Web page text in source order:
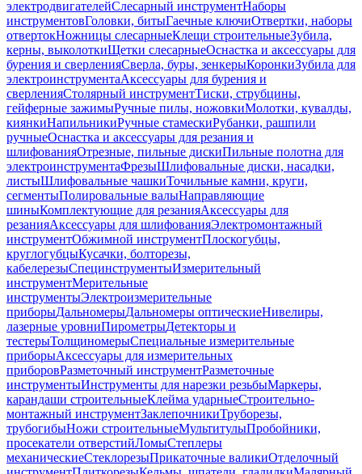
электродвигателейСлесарный инструментНаборы
инструментовГоловки, битыГаечные ключиОтвертки, наборы
отвертокНожницы слесарныеКлещи строительныеЗубила,
керны, выколоткиЩетки слесарныеОснастка и аксессуары для
бурения и сверленияСверла, буры, зенкерыКоронкиЗубила для
электроинструментаАксессуары для бурения и
сверленияСтолярный инструментТиски, струбцины,
гейферные зажимыРучные пилы, ножовкиМолотки, кувалды,
киянкиНапильникиРучные стамескиРубанки, рашпили
ручныеОснастка и аксессуары для резания и
шлифованияОтрезные, пильные дискиПильные полотна для
электроинструментаФрезыШлифовальные диски, насадки,
листыШлифовальные чашкиТочильные камни, круги,
сегментыПолировальные валыНаправляющие
шиныКомплектующие для резанияАксессуары для
резанияАксессуары для шлифованияЭлектромонтажный
инструментОбжимной инструментПлоскогубцы,
круглогубцыКусачки, болторезы,
кабелерезыСпецинструментыИзмерительный
инструментМерительные
инструментыЭлектроизмерительные
приборыДальномерыДальномеры оптическиеНивелиры,
лазерные уровниПирометрыДетекторы и
тестерыТолщиномерыСпециальные измерительные
приборыАксессуары для измерительных
приборовРазметочный инструментРазметочные
инструментыИнструменты для нарезки резьбыМаркеры,
карандаши строительныеКлейма ударныеСтроительно-
монтажный инструментЗаклепочникиТруборезы,
трубогибыНожи строительныеМультитулыПробойники,
просекатели отверстийЛомыСтеплеры
механическиеСтеклорезыПрикаточные валикиОтделочный